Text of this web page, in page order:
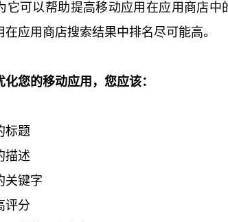
它可以帮助提高移动应用在应用商店中
应用商店搜索结果中排名尽可能高。
您的移动应用，您应该：
标题
描述
关键字
评分